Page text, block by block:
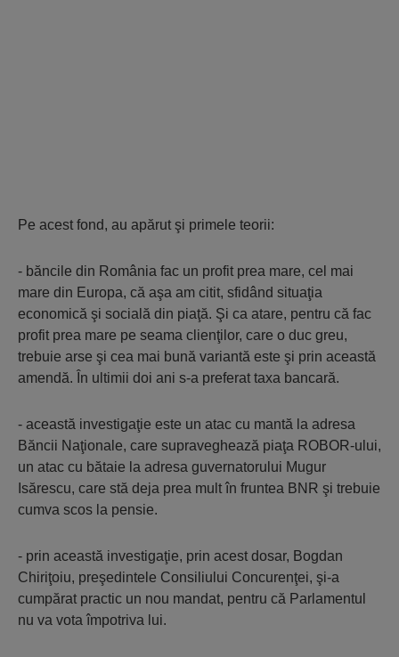
Pe acest fond, au apărut şi primele teorii:
- băncile din România fac un profit prea mare, cel mai
mare din Europa, că aşa am citit, sfidând situaţia
economică şi socială din piaţă. Şi ca atare, pentru că fac
profit prea mare pe seama clienţilor, care o duc greu,
trebuie arse şi cea mai bună variantă este şi prin această
amendă. În ultimii doi ani s-a preferat taxa bancară.
- această investigaţie este un atac cu mantă la adresa
Băncii Naţionale, care supraveghează piaţa ROBOR-ului,
un atac cu bătaie la adresa guvernatorului Mugur
Isărescu, care stă deja prea mult în fruntea BNR şi trebuie
cumva scos la pensie.
- prin această investigaţie, prin acest dosar, Bogdan
Chiriţoiu, preşedintele Consiliului Concurenţei, şi-a
cumpărat practic un nou mandat, pentru că Parlamentul
nu va vota împotriva lui.